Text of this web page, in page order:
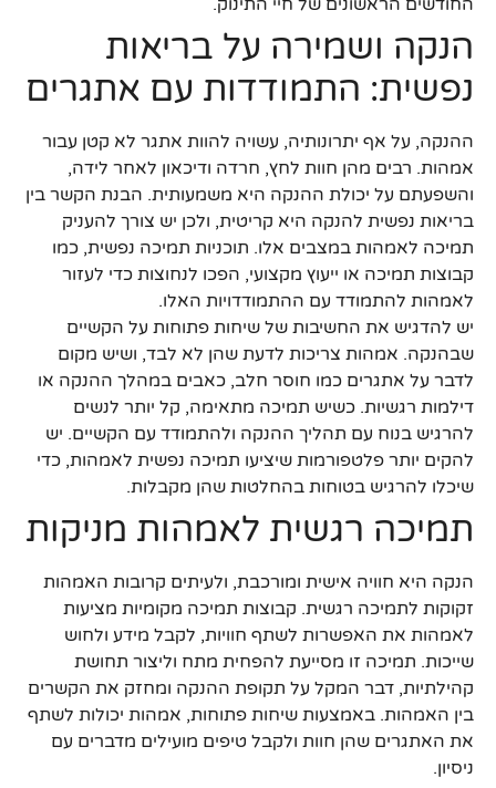
הנקה ושמירה על בריאות
נפשית: התמודדות עם אתגרים
ההנקה, על אף יתרונותיה, עשויה להוות אתגר לא קטן עבור
אמהות. רבים מהן חוות לחץ, חרדה ודיכאון לאחר לידה,
והשפעתם על יכולת ההנקה היא משמעותית. הבנת הקשר בין
בריאות נפשית להנקה היא קריטית, ולכן יש צורך להעניק
תמיכה לאמהות במצבים אלו. תוכניות תמיכה נפשית, כמו
קבוצות תמיכה או ייעוץ מקצועי, הפכו לנחוצות כדי לעזור
לאמהות להתמודד עם ההתמודדויות האלו.
יש להדגיש את החשיבות של שיחות פתוחות על הקשיים
שבהנקה. אמהות צריכות לדעת שהן לא לבד, ושיש מקום
לדבר על אתגרים כמו חוסר חלב, כאבים במהלך ההנקה או
דילמות רגשיות. כשיש תמיכה מתאימה, קל יותר לנשים
להרגיש בנוח עם תהליך ההנקה ולהתמודד עם הקשיים. יש
להקים יותר פלטפורמות שיציעו תמיכה נפשית לאמהות, כדי
שיכלו להרגיש בטוחות בהחלטות שהן מקבלות.
תמיכה רגשית לאמהות מניקות
הנקה היא חוויה אישית ומורכבת, ולעיתים קרובות האמהות
זקוקות לתמיכה רגשית. קבוצות תמיכה מקומיות מציעות
לאמהות את האפשרות לשתף חוויות, לקבל מידע ולחוש
שייכות. תמיכה זו מסייעת להפחית מתח וליצור תחושת
קהילתיות, דבר המקל על תקופת ההנקה ומחזק את הקשרים
בין האמהות. באמצעות שיחות פתוחות, אמהות יכולות לשתף
את האתגרים שהן חוות ולקבל טיפים מועילים מדברים עם
ניסיון.